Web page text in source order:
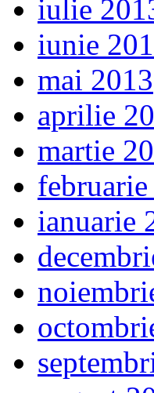
iulie
iunie
mai 2013
aprilie
martie
ianuarie